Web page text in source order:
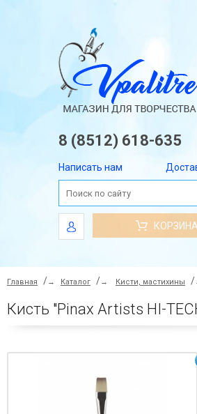
8 (8512) 618-635
Написать нам
КОРЗИНА
Главная → Каталог → Кисти, мастихины